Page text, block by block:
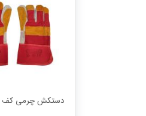
دستکش چرمی کف